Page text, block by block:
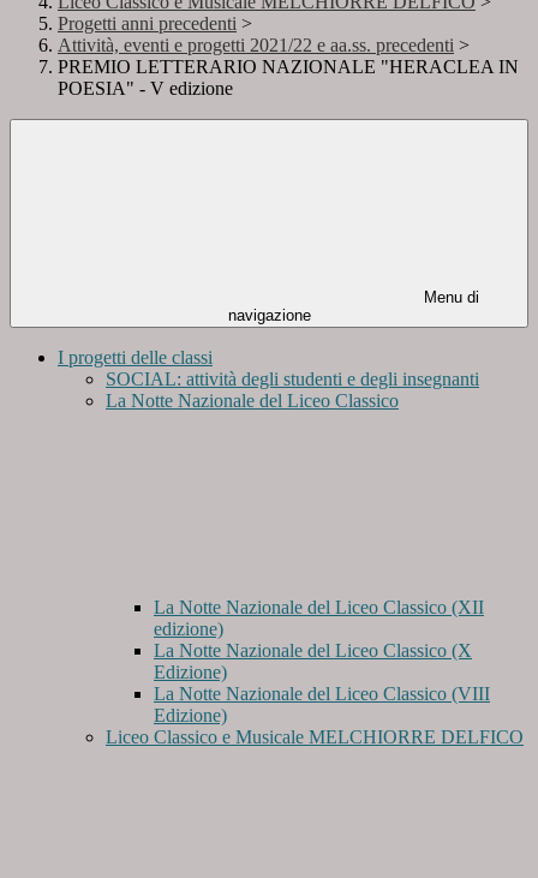
Progetti anni precedenti >
Attività, eventi e progetti 2021/22 e aa.ss. precedenti >
PREMIO LETTERARIO NAZIONALE "HERACLEA IN
POESIA" - V edizione
Menu di
navigazione
I progetti delle classi
SOCIAL: attività degli studenti e degli insegnanti
La Notte Nazionale del Liceo Classico
La Notte Nazionale del Liceo Classico (XII
edizione)
La Notte Nazionale del Liceo Classico (X
Edizione)
La Notte Nazionale del Liceo Classico (VIII
Edizione)
Liceo Classico e Musicale MELCHIORRE DELFICO